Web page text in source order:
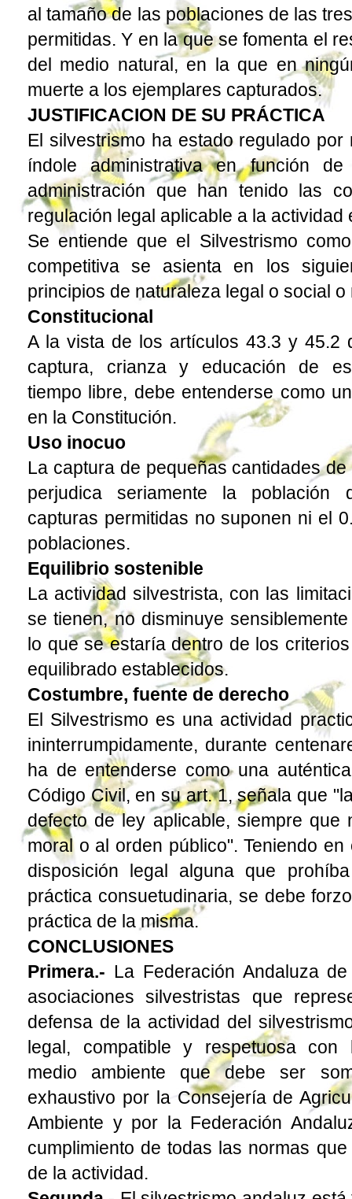
al tamaño de las poblaciones de las
permitidas. Y en la que se fomenta el
del medio natural, en la que en
muerte a los ejemplares capturados.
JUSTIFICACION DE SU PRÁCTICA
El silvestrismo ha estado regulado
índole administrativa en función
administración que han tenido las
regulación legal aplicable a la actividad
Se entiende que el Silvestrismo
competitiva se asienta en los
principios de naturaleza legal o social o
Constitucional
A la vista de los artículos 43.3 y 45.2
captura, crianza y educación de
tiempo libre, debe entenderse como
en la Constitución.
Uso inocuo
La captura de pequeñas cantidades
perjudica seriamente la
capturas permitidas no suponen ni el
poblaciones.
Equilibrio sostenible
La actividad silvestrista, con las
se tienen, no disminuye
lo que se estaría dentro de los
equilibrado establecidos.
Costumbre, fuente de derecho
El Silvestrismo es una actividad
ininterrumpidamente, durante
ha de entenderse como una
Código Civil, en su art. 1, señala que
defecto de ley aplicable, siempre que
moral o al orden público". Teniendo
disposición legal alguna que
práctica consuetudinaria, se debe
práctica de la misma.
CONCLUSIONES
Primera.- La Federación Andaluza
asociaciones silvestristas que
defensa de la actividad del
legal, compatible y respetuosa con
medio ambiente que debe ser
exhaustivo por la Consejería de
Ambiente y por la Federación
cumplimiento de todas las normas
de la actividad.